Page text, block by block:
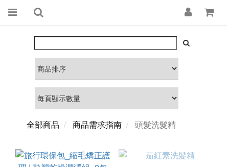
全部商品 商品需求指南 頭髮洗髮精